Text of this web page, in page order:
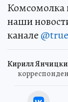
Комсомолка
наши
канале
Кирилл